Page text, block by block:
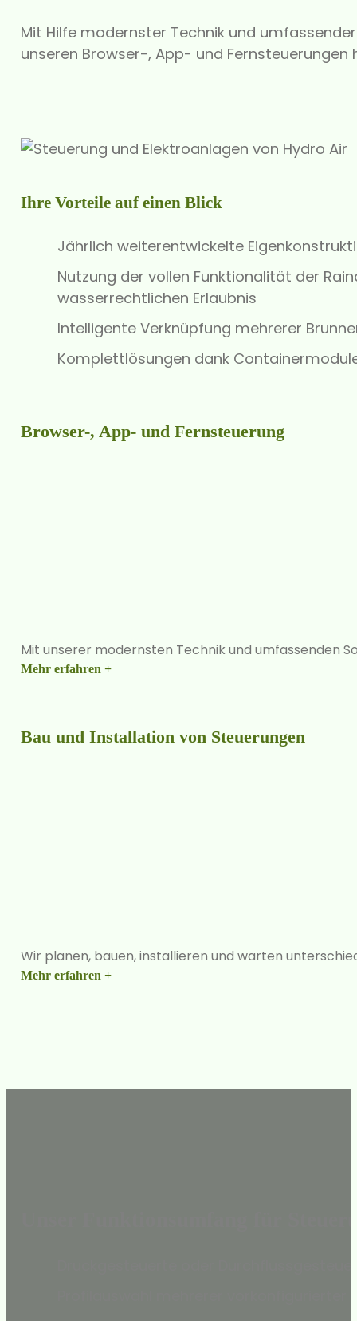
Mit Hilfe modernster Technik und
unseren Browser-, App- und
Ihre Vorteile auf einen Blick
Jährlich weiterentwickelte
Nutzung der vollen Funktionalität der
wasserrechtlichen Erlaubnis
Intelligente Verknüpfung mehrerer
Komplettlösungen dank
Browser-, App- und Fernsteuerung
Mit unserer modernsten Technik und umfassenden
Mehr erfahren +
Bau und Installation von Steuerungen
Wir planen, bauen, installieren und warten
Mehr erfahren +